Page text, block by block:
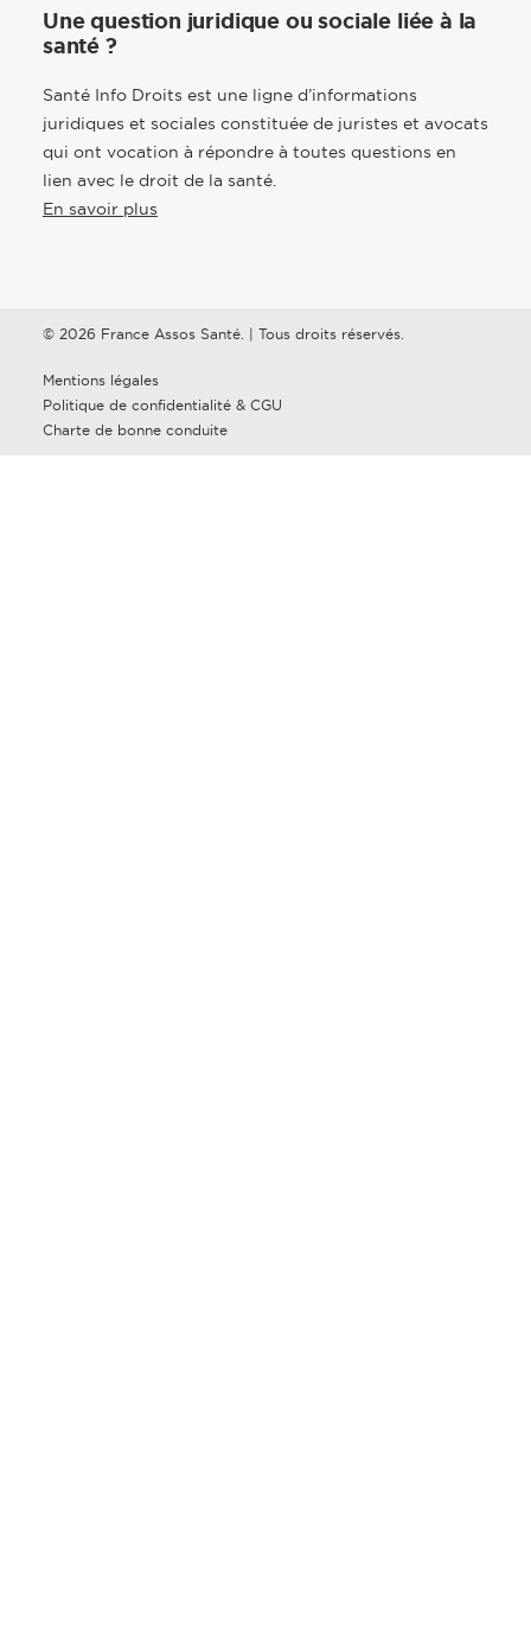
Une question juridique ou sociale liée à la
santé ?
Santé Info Droits est une ligne d’informations
juridiques et sociales constituée de juristes et avocats
qui ont vocation à répondre à toutes questions en
lien avec le droit de la santé.
En savoir plus
© 2026 France Assos Santé. | Tous droits réservés.
Mentions légales
Politique de confidentialité & CGU
Charte de bonne conduite